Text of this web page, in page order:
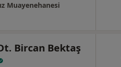
Muayenehanesi
Bircan Bektaş